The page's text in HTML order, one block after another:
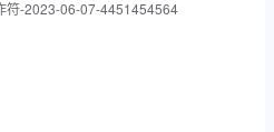
符-2023-06-07-4451454564